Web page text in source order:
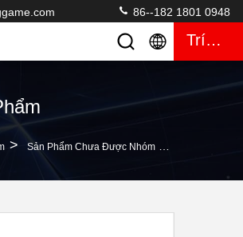
86--182 1801 0948
Trích Dẫn
> Sản Phẩm Chưa Được Nhóm >